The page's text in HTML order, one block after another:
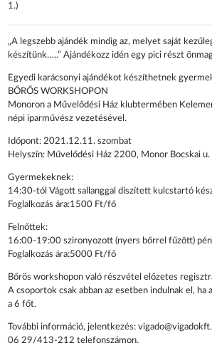
1.)
„A legszebb ajándék mindig az, melyet saját
készítünk…..” Ajándékozz idén egy pici részt
Egyedi karácsonyi ajándékot készíthetnek
BŐRŐS WORKSHOPON
Monoron a Művelődési Ház klubtermében
népi iparművész vezetésével.
Időpont: 2021.12.11. szombat
Helyszín: Művelődési Ház 2200, Monor Bocskai
Gyermekeknek:
14:30-tól Vágott sallanggal díszített kulcstartó
Foglalkozás ára:1500 Ft/fő
Felnőttek:
16:00-19:00 szironyozott (nyers bőrrel fűzött)
Foglalkozás ára:5000 Ft/fő
Bőrös workshopon való részvétel előzetes
A csoportok csak abban az esetben indulnak el, ha
a 6 főt.
További információ, jelentkezés:
06 29/413-212 telefonszámon.